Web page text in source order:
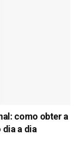
como obter a
dia a dia